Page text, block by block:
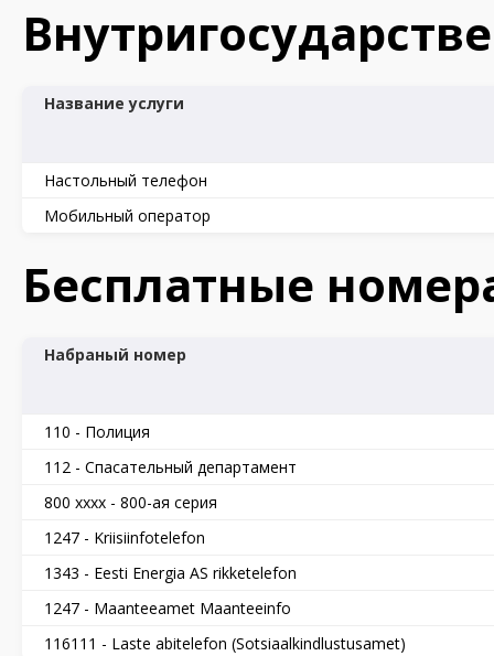
Название услуги
Настольный телефон
Мобильный оператор
Бесплатные
Набраный номер
110 - Полиция
112 - Спасательный департамент
800 xxxx - 800-ая серия
1247 - Kriisiinfotelefon
1343 - Eesti Energia AS rikketelefon
1247 - Maanteeamet Maanteeinfo
116111 - Laste abitelefon (Sotsiaalkindlustusamet)